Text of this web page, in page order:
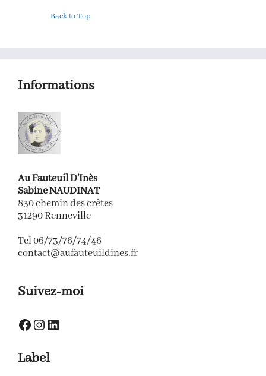
Back to Top
Informations
Au Fauteuil D'Inès
Sabine NAUDINAT
830 chemin des crêtes
31290 Renneville
Tel 06/73/76/74/46
contact@aufauteuildines.fr
Suivez-moi
Facebook
Instagram
LinkedIn
Label